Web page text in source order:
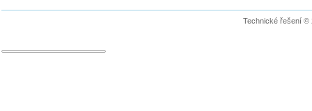
Technické řešení ©